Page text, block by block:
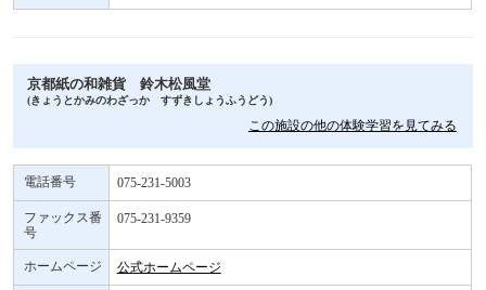
京都紙の和雑貨 鈴木松風堂
(きょうとかみのわざっか すずきしょうふうどう)
この施設の他の体験学習を見てみる
電話番号 075-231-5003
ファックス番
号
075-231-9359
ホームページ 公式ホームページ